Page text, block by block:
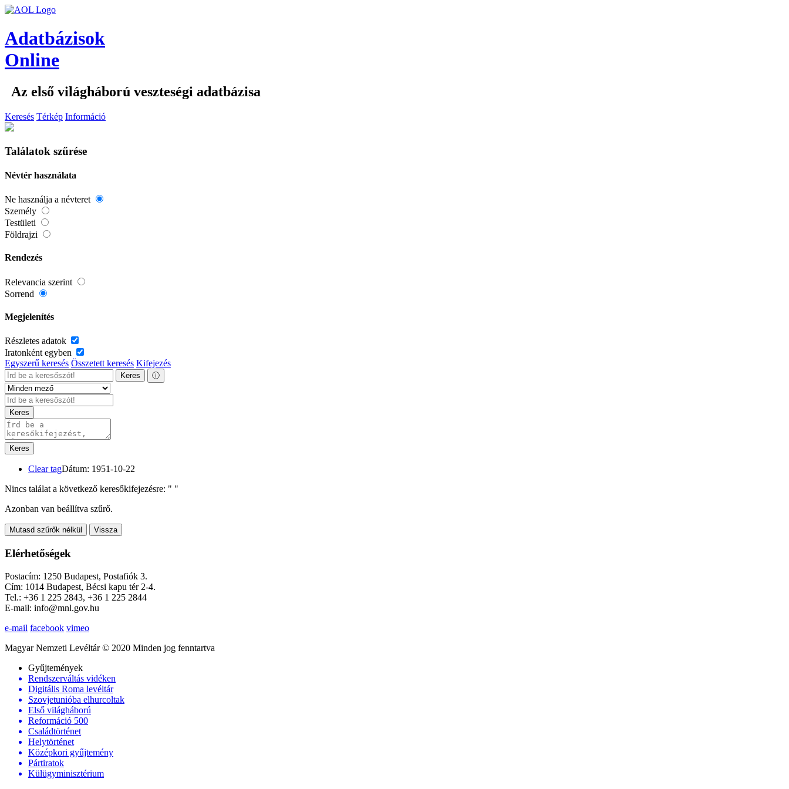
Adatbázisok
Online
Az első világháború veszteségi adatbázisa
Keresés Térkép Információ
Találatok szűrése
Névtér használata
Ne használja a névteret
Személy
Testületi
Földrajzi
Rendezés
Relevancia szerint
Sorrend
Megjelenítés
Részletes adatok
Iratonként egyben
Egyszerű keresés Összetett keresés Kifejezés
Keres ⓘ
Keres
Keres
Clear tagDátum: 1951-10-22
Nincs találat a következő keresőkifejezésre: " "
Azonban van beállítva szűrő.
Mutasd szűrők nélkül Vissza
Elérhetőségek
Postacím: 1250 Budapest, Postafiók 3.
Cím: 1014 Budapest, Bécsi kapu tér 2-4.
Tel.: +36 1 225 2843, +36 1 225 2844
E-mail: info@mnl.gov.hu
e-mail facebook vimeo
Magyar Nemzeti Levéltár © 2020 Minden jog fenntartva
Gyűjtemények
Rendszerváltás vidéken
Digitális Roma levéltár
Szovjetunióba elhurcoltak
Első világháború
Reformáció 500
Családtörténet
Helytörténet
Középkori gyűjtemény
Pártiratok
Külügyminisztérium